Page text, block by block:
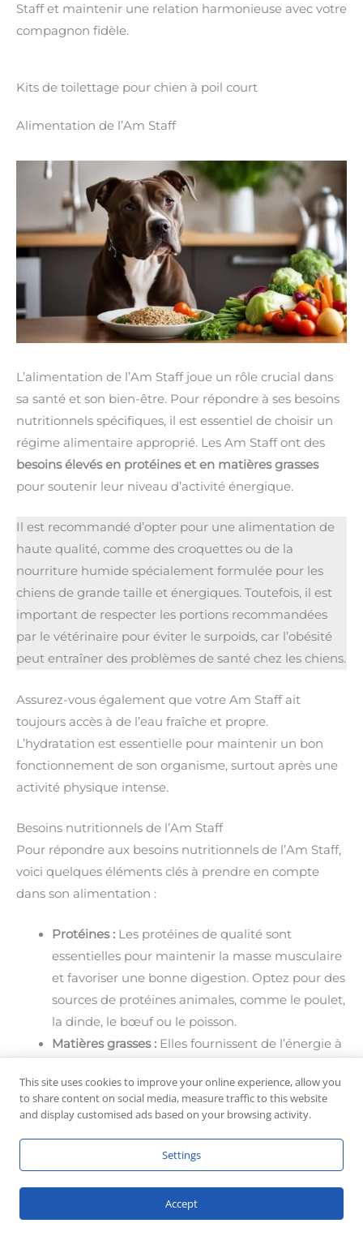
Staff et maintenir une relation harmonieuse avec votre
compagnon fidèle.
Kits de toilettage pour chien à poil court
Alimentation de l’Am Staff
L’alimentation de l’Am Staff joue un rôle crucial dans
sa santé et son bien-être. Pour répondre à ses besoins
nutritionnels spécifiques, il est essentiel de choisir un
régime alimentaire approprié. Les Am Staff ont des
besoins élevés en protéines et en matières grasses
pour soutenir leur niveau d’activité énergique.
Il est recommandé d’opter pour une alimentation de
haute qualité, comme des croquettes ou de la
nourriture humide spécialement formulée pour les
chiens de grande taille et énergiques. Toutefois, il est
important de respecter les portions recommandées
par le vétérinaire pour éviter le surpoids, car l’obésité
peut entraîner des problèmes de santé chez les chiens.
Assurez-vous également que votre Am Staff ait
toujours accès à de l’eau fraîche et propre.
L’hydratation est essentielle pour maintenir un bon
fonctionnement de son organisme, surtout après une
activité physique intense.
Besoins nutritionnels de l’Am Staff
Pour répondre aux besoins nutritionnels de l’Am Staff,
voici quelques éléments clés à prendre en compte
dans son alimentation :
Protéines :Les protéines de qualité sont
essentielles pour maintenir la masse musculaire
et favoriser une bonne digestion. Optez pour des
sources de protéines animales, comme le poulet,
la dinde, le bœuf ou le poisson.
Matières grasses :Elles fournissent de l’énergie à
et un pelage brillant. Choisissez des graisses
saines, comme l’huile de saumon ou l’huile de
Vitamines et minéraux :Assurez-vous que
l’alimentation de votre Am Staff contient un
équilibre adéquat de vitamines et de minéraux
pour soutenir sa santé globale. Les légumes et
This site uses cookies to improve your online experience, allow you
to share content on social media, measure traffic to this website
and display customised ads based on your browsing activity.
Settings
Accept